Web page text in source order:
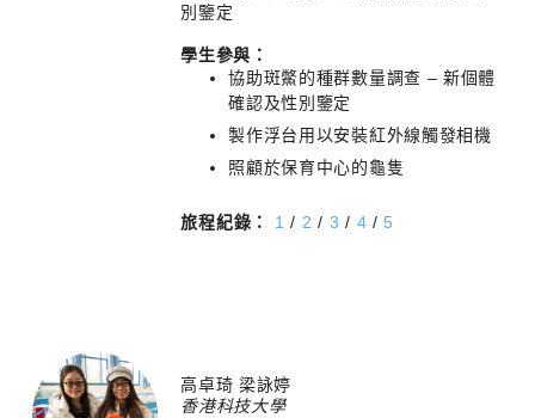
別鑒定
學生參與：
協助斑鱉的種群數量調查 – 新個體
確認及性別鑒定
製作浮台用以安裝紅外線觸發相機
照顧於保育中心的龜隻
旅程紀錄： 1 / 2 / 3 / 4 / 5
高卓琦 梁詠婷
香港科技大學